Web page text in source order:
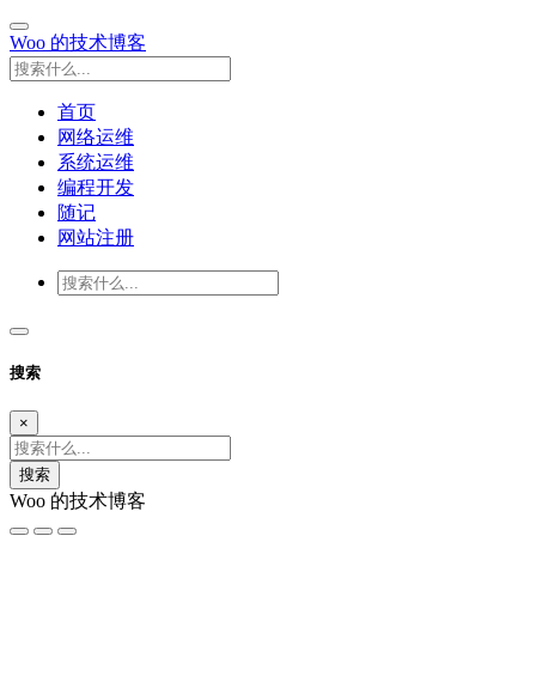
Woo 的技术博客
首页
网络运维
系统运维
编程开发
随记
网站注册
搜索
×
搜索
Woo 的技术博客